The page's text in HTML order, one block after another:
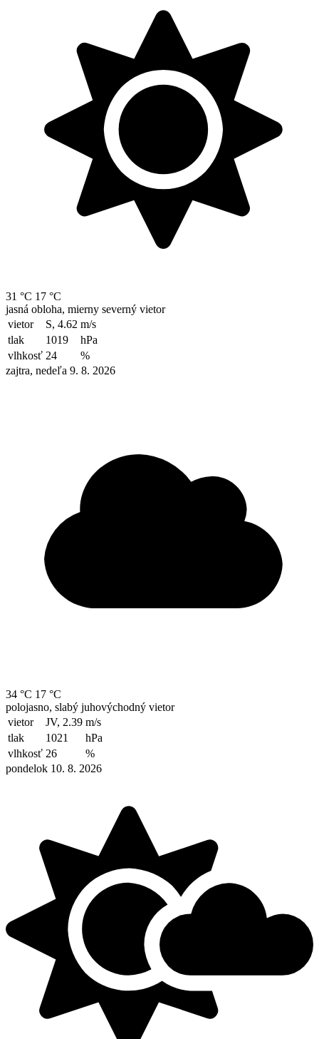
31 °C 17 °C
jasná obloha, mierny severný vietor
vietor
S, 4.62 m/s
tlak
1019
hPa
vlhkosť 24
%
zajtra, nedeľa 9. 8. 2026
34 °C 17 °C
polojasno, slabý juhovýchodný vietor
vietor
JV, 2.39 m/s
tlak
1021
hPa
vlhkosť 26
%
pondelok 10. 8. 2026